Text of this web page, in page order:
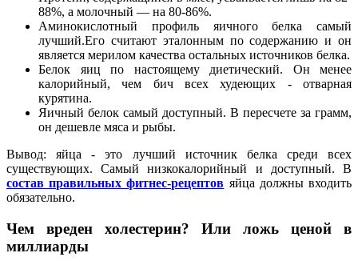
88%, а молочный — на 80-86%.
Аминокислотный профиль яичного белка самый
лучший.Его считают эталонным по содержанию и он
является мерилом качества остальных источников белка.
Белок яиц по настоящему диетический. Он менее
калорийный, чем бич всех худеющих - отварная
курятина.
Яичный белок самый доступный. В пересчете за грамм,
он дешевле мяса и рыбы.
Вывод: яйца - это лучший источник белка среди всех
существующих. Самый низкокалорийный и доступный. В
состав правильных фитнес-рецептов яйца должны входить
обязательно.
Чем вреден холестерин? Или ложь ценой в
миллиарды